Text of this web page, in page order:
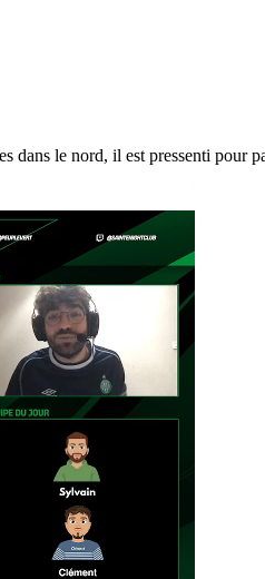
dans le nord, il est pressenti pour